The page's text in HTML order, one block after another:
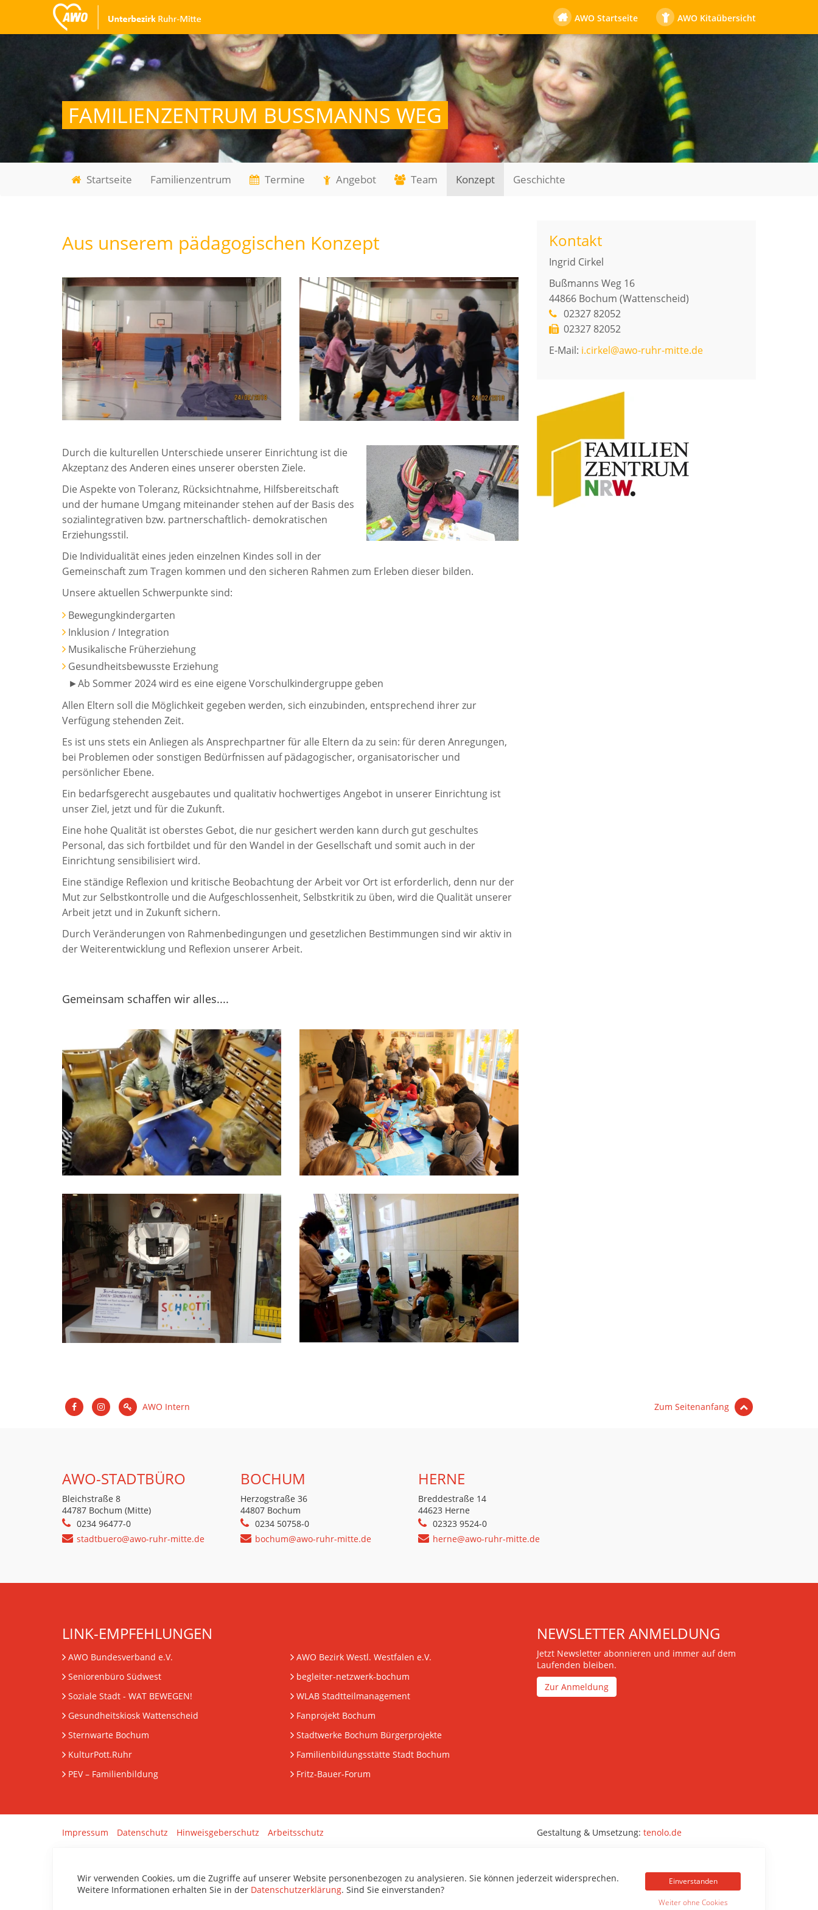
AWO Startseite AWO Kitaübersicht
FAMILIENZENTRUM BUSSMANNS WEG
Startseite Familienzentrum Termine Angebot Team Konzept Geschichte
Aus unserem pädagogischen Konzept
Durch die kulturellen Unterschiede unserer Einrichtung ist die
Akzeptanz des Anderen eines unserer obersten Ziele.
Die Aspekte von Toleranz, Rücksichtnahme, Hilfsbereitschaft
und der humane Umgang miteinander stehen auf der Basis des
sozialintegrativen bzw. partnerschaftlich- demokratischen
Erziehungsstil.
Die Individualität eines jeden einzelnen Kindes soll in der
Gemeinschaft zum Tragen kommen und den sicheren Rahmen zum Erleben dieser bilden.
Unsere aktuellen Schwerpunkte sind:
Bewegungkindergarten
Inklusion / Integration
Musikalische Früherziehung
Gesundheitsbewusste Erziehung
►Ab Sommer 2024 wird es eine eigene Vorschulkindergruppe geben
Allen Eltern soll die Möglichkeit gegeben werden, sich einzubinden, entsprechend ihrer zur
Verfügung stehenden Zeit.
Es ist uns stets ein Anliegen als Ansprechpartner für alle Eltern da zu sein: für deren Anregungen,
bei Problemen oder sonstigen Bedürfnissen auf pädagogischer, organisatorischer und
persönlicher Ebene.
Ein bedarfsgerecht ausgebautes und qualitativ hochwertiges Angebot in unserer Einrichtung ist
unser Ziel, jetzt und für die Zukunft.
Eine hohe Qualität ist oberstes Gebot, die nur gesichert werden kann durch gut geschultes
Personal, das sich fortbildet und für den Wandel in der Gesellschaft und somit auch in der
Einrichtung sensibilisiert wird.
Eine ständige Reflexion und kritische Beobachtung der Arbeit vor Ort ist erforderlich, denn nur der
Mut zur Selbstkontrolle und die Aufgeschlossenheit, Selbstkritik zu üben, wird die Qualität unserer
Arbeit jetzt und in Zukunft sichern.
Durch Veränderungen von Rahmenbedingungen und gesetzlichen Bestimmungen sind wir aktiv in
der Weiterentwicklung und Reflexion unserer Arbeit.
Gemeinsam schaffen wir alles....
Kontakt
Ingrid Cirkel
Bußmanns Weg 16
44866 Bochum (Wattenscheid)
02327 82052
02327 82052
E-Mail: i.cirkel@awo-ruhr-mitte.de
AWO Intern Zum Seitenanfang
AWO-STADTBÜRO
Bleichstraße 8
44787 Bochum (Mitte)
0234 96477-0
stadtbuero@awo-ruhr-mitte.de
BOCHUM
Herzogstraße 36
44807 Bochum
0234 50758-0
bochum@awo-ruhr-mitte.de
HERNE
Breddestraße 14
44623 Herne
02323 9524-0
herne@awo-ruhr-mitte.de
LINK-EMPFEHLUNGEN
AWO Bundesverband e.V.
AWO Bezirk Westl. Westfalen e.V.
Seniorenbüro Südwest
begleiter-netzwerk-bochum
Soziale Stadt - WAT BEWEGEN!
WLAB Stadtteilmanagement
Gesundheitskiosk Wattenscheid
Fanprojekt Bochum
Sternwarte Bochum
Stadtwerke Bochum Bürgerprojekte
KulturPott.Ruhr
Familienbildungsstätte Stadt Bochum
PEV– Familienbildung Fritz-Bauer-Forum
NEWSLETTER ANMELDUNG
Jetzt Newsletter abonnieren und immer auf dem
Laufenden bleiben.
Zur Anmeldung
Impressum Datenschutz Hinweisgeberschutz Arbeitsschutz Gestaltung & Umsetzung: tenolo.de
Wir verwenden Cookies, um die Zugriffe auf unserer Website personenbezogen zu analysieren. Sie können jederzeit widersprechen.
Weitere Informationen erhalten Sie in der Datenschutzerklärung. Sind Sie einverstanden?
Einverstanden
Weiter ohne Cookies